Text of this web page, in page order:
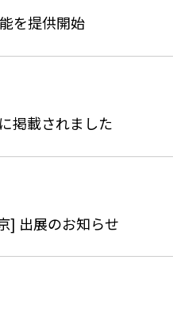
を提供開始
掲載されました
] 出展のお知らせ